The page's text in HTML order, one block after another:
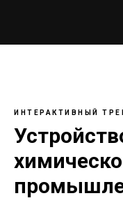
ИНТЕРАКТИВНЫЙ